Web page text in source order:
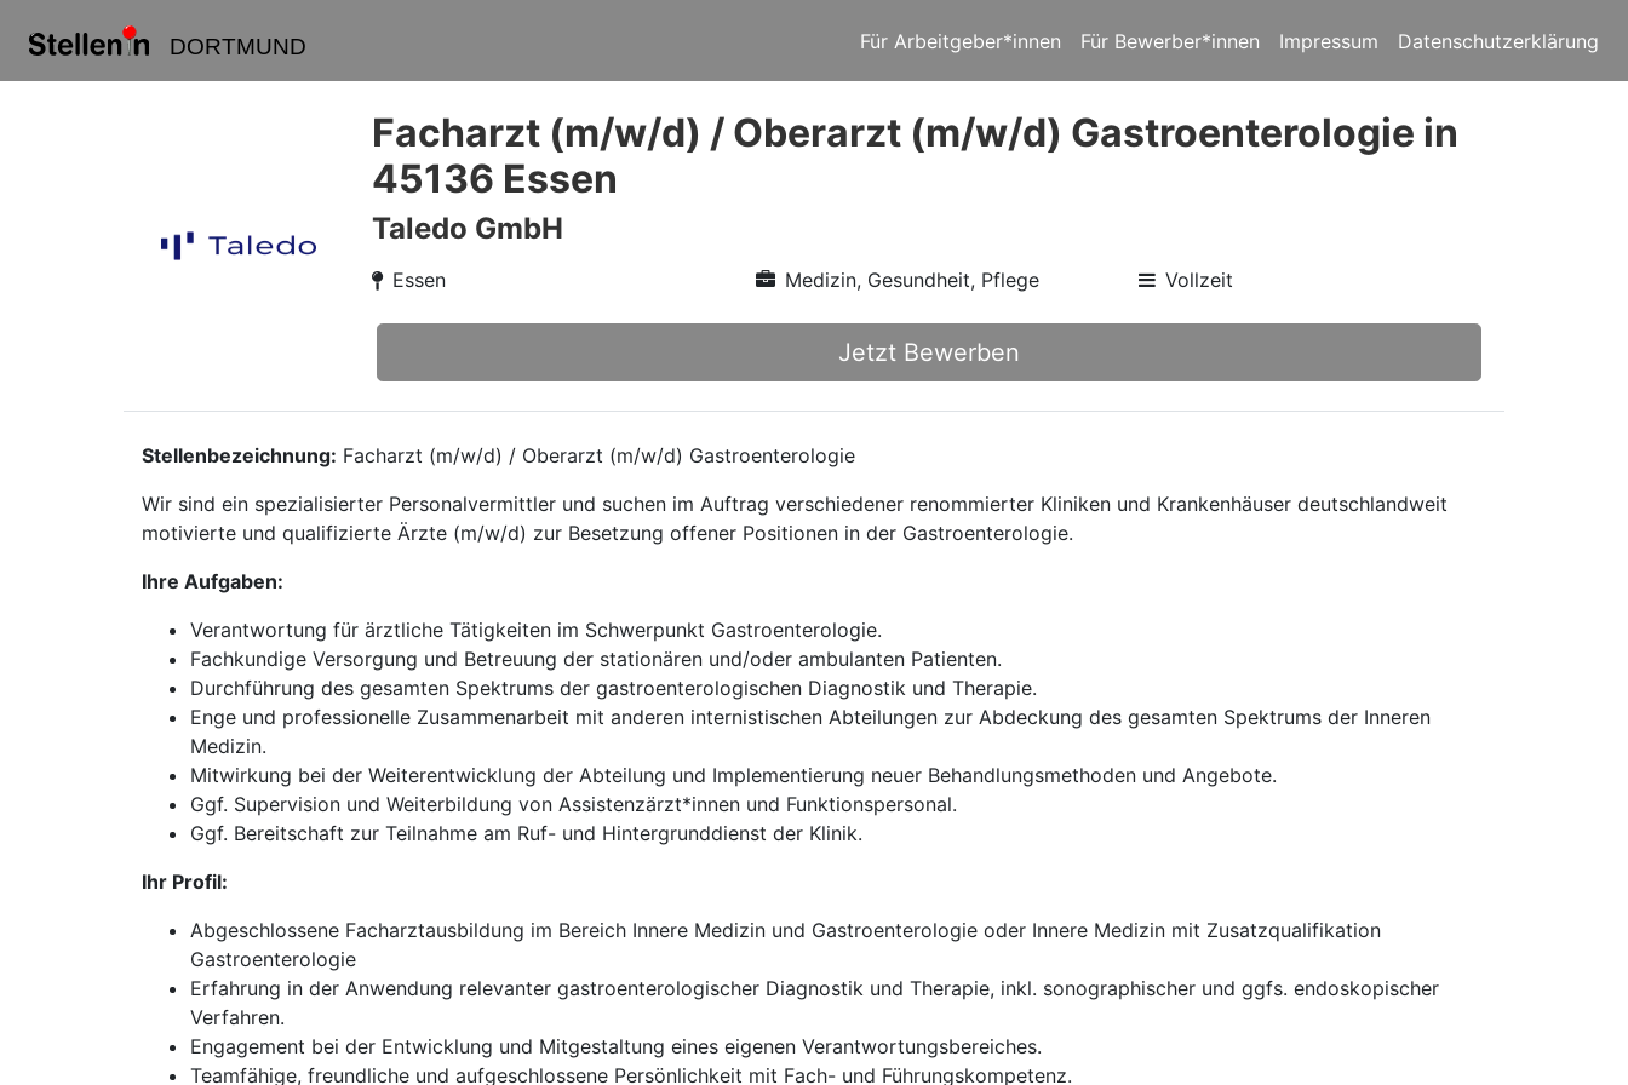
DORTMUND Für Arbeitgeber*innen Für Bewerber*innen Impressum Datenschutzerklärung
Facharzt (m/w/d) / Oberarzt (m/w/d) Gastroenterologie in
45136 Essen
Taledo GmbH
Essen Medizin, Gesundheit, Pflege Vollzeit
Jetzt Bewerben
Stellenbezeichnung: Facharzt (m/w/d) / Oberarzt (m/w/d) Gastroenterologie
Wir sind ein spezialisierter Personalvermittler und suchen im Auftrag verschiedener renommierter Kliniken und Krankenhäuser deutschlandweit
motivierte und qualifizierte Ärzte (m/w/d) zur Besetzung offener Positionen in der Gastroenterologie.
Ihre Aufgaben:
Verantwortung für ärztliche Tätigkeiten im Schwerpunkt Gastroenterologie.
Fachkundige Versorgung und Betreuung der stationären und/oder ambulanten Patienten.
Durchführung des gesamten Spektrums der gastroenterologischen Diagnostik und Therapie.
Enge und professionelle Zusammenarbeit mit anderen internistischen Abteilungen zur Abdeckung des gesamten Spektrums der Inneren
Medizin.
Mitwirkung bei der Weiterentwicklung der Abteilung und Implementierung neuer Behandlungsmethoden und Angebote.
Ggf. Supervision und Weiterbildung von Assistenzärzt*innen und Funktionspersonal.
Ggf. Bereitschaft zur Teilnahme am Ruf- und Hintergrunddienst der Klinik.
Ihr Profil:
Abgeschlossene Facharztausbildung im Bereich Innere Medizin und Gastroenterologie oder Innere Medizin mit Zusatzqualifikation
Gastroenterologie
Erfahrung in der Anwendung relevanter gastroenterologischer Diagnostik und Therapie, inkl. sonographischer und ggfs. endoskopischer
Verfahren.
Engagement bei der Entwicklung und Mitgestaltung eines eigenen Verantwortungsbereiches.
Teamfähige, freundliche und aufgeschlossene Persönlichkeit mit Fach- und Führungskompetenz.